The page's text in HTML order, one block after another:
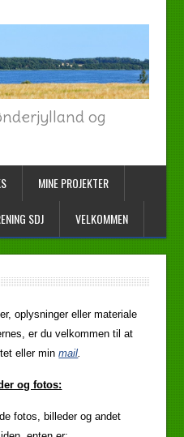
og
MINE PROJEKTER
SDJ VELKOMMEN
oplysninger eller materiale
er du velkommen til at
eller minmail
og fotos:
fotos, billeder og andet